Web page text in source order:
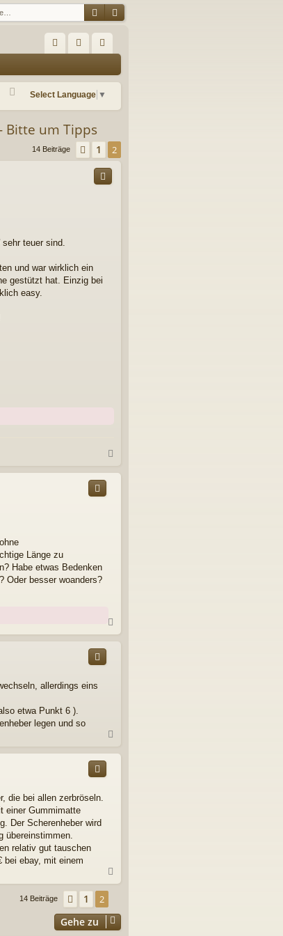
SucheErweiterte Suche
Q m
de
n
ist
Select Language ▼
Bitte um Tipps
14 Beiträge Vorherige
1 2
teuer sind.
und war wirklich ein
gestützt hat. Einzig bei
easy.
c
Länge zu
Habe etwas Bedenken
Oder besser woanders?
a
c
allerdings eins
etwa Punkt 6 ).
legen und so
c
die bei allen zerbröseln.
einer Gummimatte
Der Scherenheber wird
übereinstimmen.
relativ gut tauschen
bei ebay, mit einem
a
o
b
14 Beiträge Vorherige
1 2
Gehe zu